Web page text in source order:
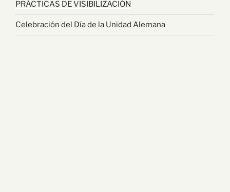
PRÁCTICAS DE VISIBILIZACIÓN
Celebración del Día de la Unidad Alemana